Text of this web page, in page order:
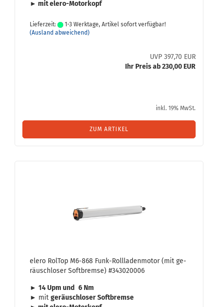
► mit elero-​Motorkopf
Lieferzeit:
1-3 Werktage, Artikel sofort verfügbar!
(Ausland abweichend)
UVP 397,70 EUR
Ihr Preis ab 230,00 EUR
inkl. 19% MwSt.
ZUM ARTIKEL
elero Rol­Top M6-​868 Funk-​Roll­la­den­mo­tor (mit ge­
räusch­lo­ser Soft­brem­se) #343020006
► 14 Upm und 6 Nm
► mit ge­räusch­lo­ser Soft­brem­se